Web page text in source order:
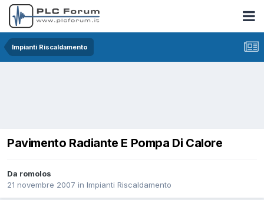
Impianti Riscaldamento
Pavimento Radiante E Pompa Di Calore
Da romolos
21 novembre 2007 in Impianti Riscaldamento